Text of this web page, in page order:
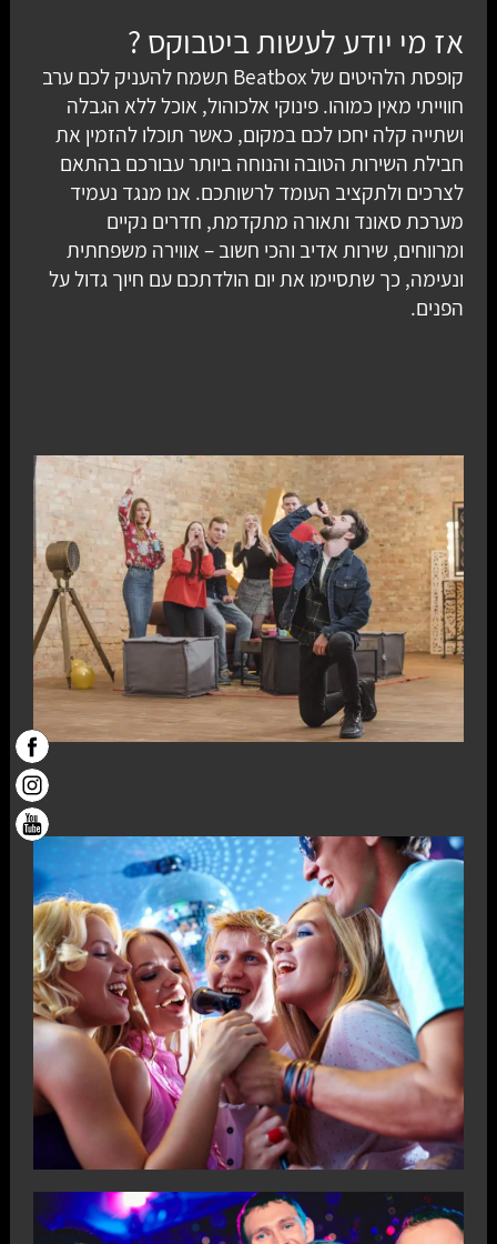
אז מי יודע לעשות ביטבוקס ?
קופסת הלהיטים של Beatbox תשמח להעניק לכם ערב
חווייתי מאין כמוהו. פינוקי אלכוהול, אוכל ללא הגבלה
ושתייה קלה יחכו לכם במקום, כאשר תוכלו להזמין את
חבילת השירות הטובה והנוחה ביותר עבורכם בהתאם
לצרכים ולתקציב העומד לרשותכם. אנו מנגד נעמיד
מערכת סאונד ותאורה מתקדמת, חדרים נקיים
ומרווחים, שירות אדיב והכי חשוב – אווירה משפחתית
ונעימה, כך שתסיימו את יום הולדתכם עם חיוך גדול על
הפנים.